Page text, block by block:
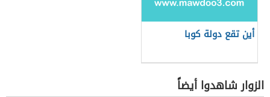
أين تقع دولة كوبا
الزوار شاهدوا أيضاً